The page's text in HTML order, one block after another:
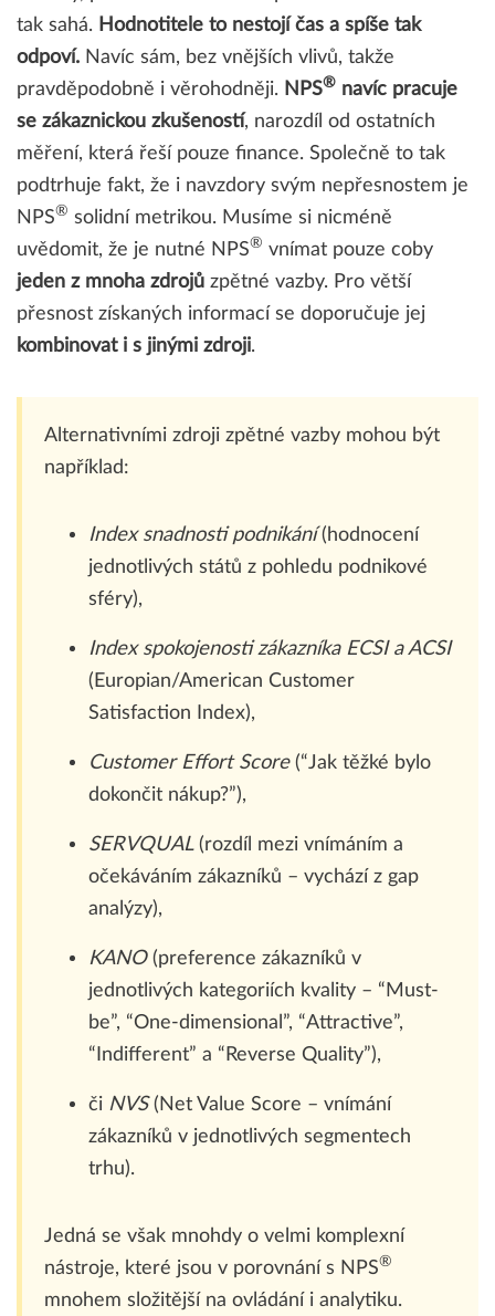
tak sahá. Hodnotitele to nestojí čas a spíše tak
odpoví. Navíc sám, bez vnějších vlivů, takže
pravděpodobně i věrohodněji. NPS® navíc pracuje
se zákaznickou zkušeností, narozdíl od ostatních
měření, která řeší pouze finance. Společně to tak
podtrhuje fakt, že i navzdory svým nepřesnostem je
NPS® solidní metrikou. Musíme si nicméně
uvědomit, že je nutné NPS® vnímat pouze coby
jeden z mnoha zdrojů zpětné vazby. Pro větší
přesnost získaných informací se doporučuje jej
kombinovat i s jinými zdroji.
Alternativními zdroji zpětné vazby mohou být
například:
Index snadnosti podnikání( hodnocení
jednotlivých států z pohledu podnikové
sféry),
Index spokojenosti zákazníka ECSI a ACSI
(Europian/American Customer
Satisfaction Index),
Customer Effort Score(“Jak těžké bylo
dokončit nákup?”),
SERVQUAL(rozdíl mezi vnímáním a
očekáváním zákazníků – vychází z gap
analýzy),
KANO(preference zákazníků v
jednotlivých kategoriích kvality – “Must-
be”, “One-dimensional”, “Attractive”,
“Indifferent” a “Reverse Quality”),
či NVS(Net Value Score – vnímání
zákazníků v jednotlivých segmentech
trhu).
Jedná se však mnohdy o velmi komplexní
nástroje, které jsou v porovnání s NPS®
mnohem složitější na ovládání i analytiku.